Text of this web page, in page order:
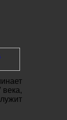
века,